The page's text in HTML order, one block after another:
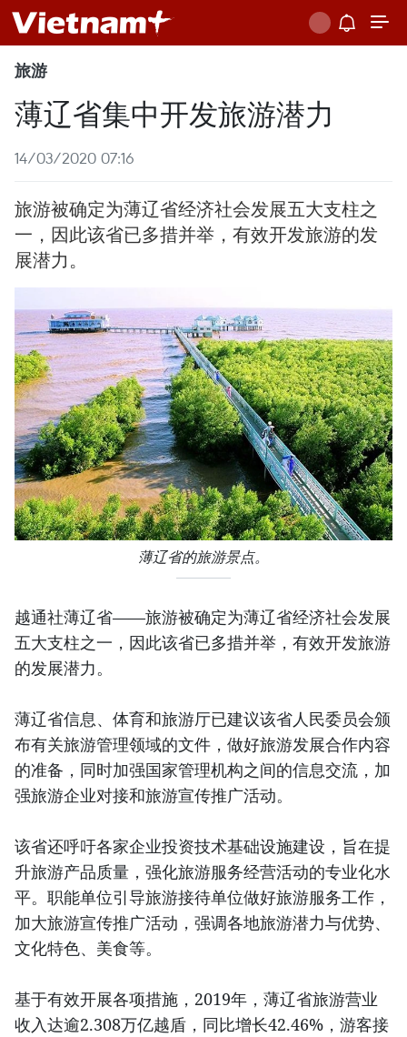
旅游
薄辽省集中开发旅游潜力
14/03/2020 07:16
旅游被确定为薄辽省经济社会发展五大支柱之
一，因此该省已多措并举，有效开发旅游的发
展潜力。
薄辽省的旅游景点。
越通社薄辽省——旅游被确定为薄辽省经济社会发展
五大支柱之一，因此该省已多措并举，有效开发旅游
的发展潜力。
薄辽省信息、体育和旅游厅已建议该省人民委员会颁
布有关旅游管理领域的文件，做好旅游发展合作内容
的准备，同时加强国家管理机构之间的信息交流，加
强旅游企业对接和旅游宣传推广活动。
该省还呼吁各家企业投资技术基础设施建设，旨在提
升旅游产品质量，强化旅游服务经营活动的专业化水
平。职能单位引导旅游接待单位做好旅游服务工作，
加大旅游宣传推广活动，强调各地旅游潜力与优势、
文化特色、美食等。
基于有效开展各项措施，2019年，薄辽省旅游营业
收入达逾2.308万亿越盾，同比增长42.46%，游客接